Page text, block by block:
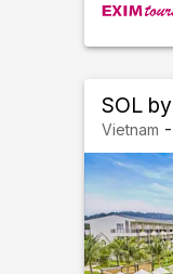
SOL
Vietnam -